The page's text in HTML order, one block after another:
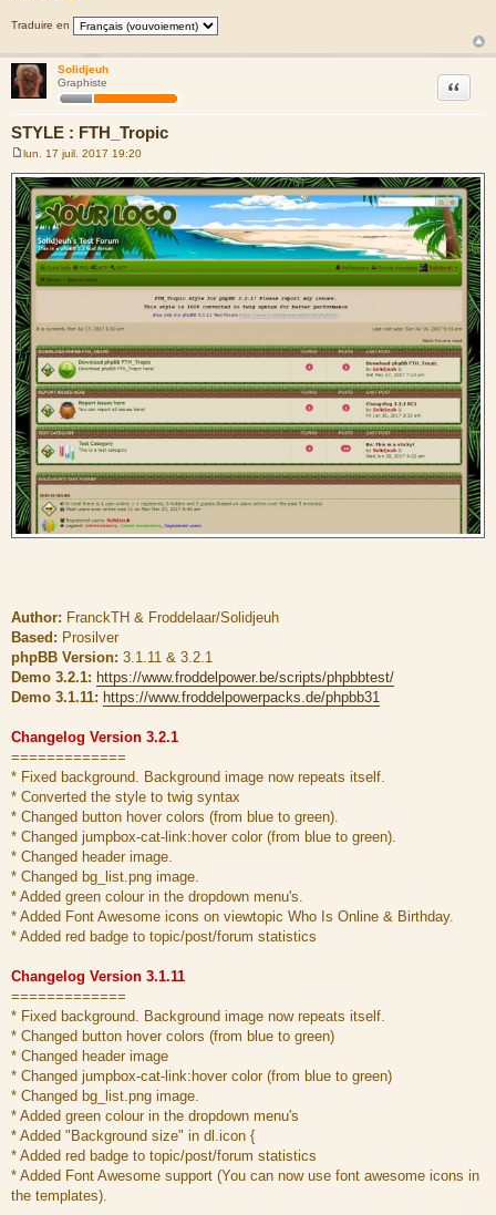
u
m
e
s
s
a
g
e
Traduire en
Solidjeuh
Graphiste
STYLE : FTH_Tropic
Citation
e
s
s
a
g
e
lun. 17 juil. 2017 19:20
Author: FranckTH & Froddelaar/Solidjeuh
Based: Prosilver
phpBB Version: 3.1.11 & 3.2.1
Demo 3.2.1: https://www.froddelpower.be/scripts/phpbbtest/
Demo 3.1.11: https://www.froddelpowerpacks.de/phpbb31
Changelog Version 3.2.1
=============
* Fixed background. Background image now repeats itself.
* Converted the style to twig syntax
* Changed button hover colors (from blue to green).
* Changed jumpbox-cat-link:hover color (from blue to green).
* Changed header image.
* Changed bg_list.png image.
* Added green colour in the dropdown menu's.
* Added Font Awesome icons on viewtopic Who Is Online & Birthday.
* Added red badge to topic/post/forum statistics
Changelog Version 3.1.11
=============
* Fixed background. Background image now repeats itself.
* Changed button hover colors (from blue to green)
* Changed header image
* Changed jumpbox-cat-link:hover color (from blue to green)
* Changed bg_list.png image.
* Added green colour in the dropdown menu's
* Added "Background size" in dl.icon {
* Added red badge to topic/post/forum statistics
* Added Font Awesome support (You can now use font awesome icons in
the templates).